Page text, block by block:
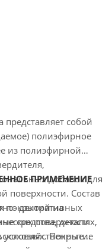
собой
полиэфирное
из полиэфирной
добавок для
поверхности. Состав
декоративных
поверхностях,
условиях. Покрытие
ПРИМЕНЕНИЕ
покрытий на
средства, детали